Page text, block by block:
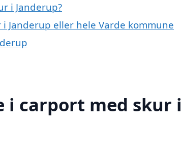
i Janderup?
Janderup eller hele Varde kommune
i carport med skur i